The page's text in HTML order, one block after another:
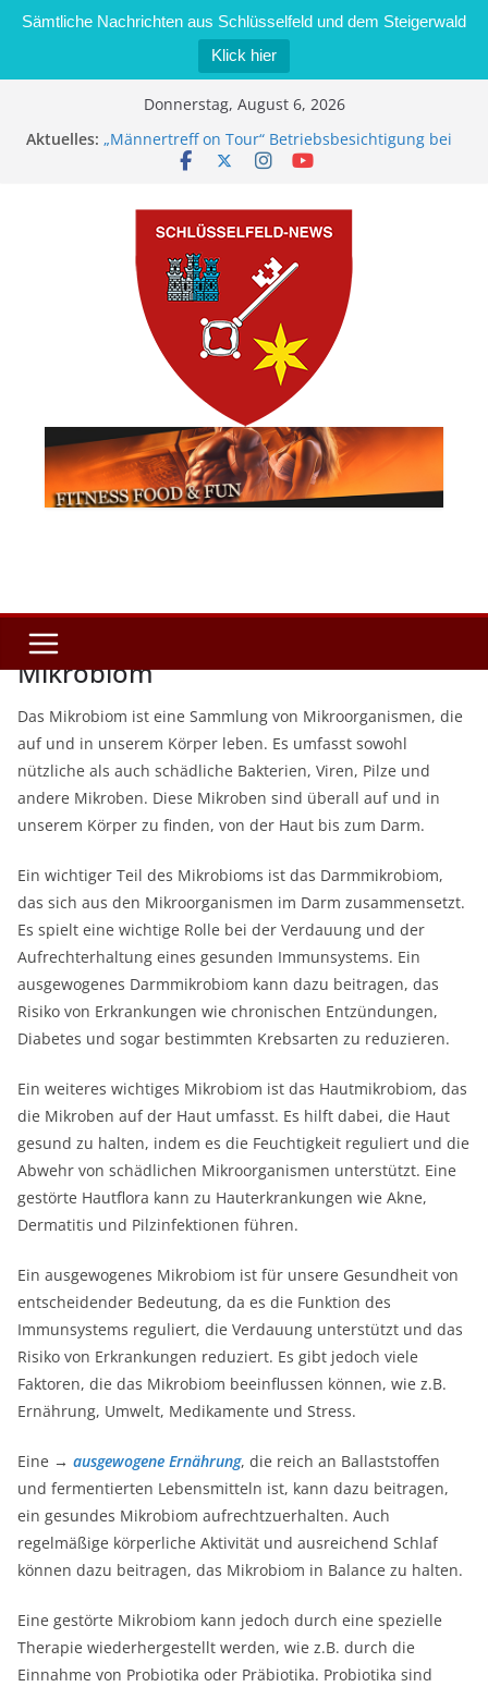
Sämtliche Nachrichten aus Schlüsselfeld und dem Steigerwald
Klick hier
Donnerstag, August 6, 2026
Aktuelles: „Männertreff on Tour“ Betriebsbesichtigung bei
der Schreinerei Zimmermann GmbH
Brand in Sägewerk in Bernroth schnell unter
Kontrolle
Stadt Schlüsselfeld bietet Online-Anmeldung für
Kindergartenplätze an
Dieseldiebstahl im Wert von 600 Euro
Mikrobiom
Das Mikrobiom ist eine Sammlung von Mikroorganismen, die
auf und in unserem Körper leben. Es umfasst sowohl
nützliche als auch schädliche Bakterien, Viren, Pilze und
andere Mikroben. Diese Mikroben sind überall auf und in
unserem Körper zu finden, von der Haut bis zum Darm.
Ein wichtiger Teil des Mikrobioms ist das Darmmikrobiom,
das sich aus den Mikroorganismen im Darm zusammensetzt.
Es spielt eine wichtige Rolle bei der Verdauung und der
Aufrechterhaltung eines gesunden Immunsystems. Ein
ausgewogenes Darmmikrobiom kann dazu beitragen, das
Risiko von Erkrankungen wie chronischen Entzündungen,
Diabetes und sogar bestimmten Krebsarten zu reduzieren.
Ein weiteres wichtiges Mikrobiom ist das Hautmikrobiom, das
die Mikroben auf der Haut umfasst. Es hilft dabei, die Haut
gesund zu halten, indem es die Feuchtigkeit reguliert und die
Abwehr von schädlichen Mikroorganismen unterstützt. Eine
gestörte Hautflora kann zu Hauterkrankungen wie Akne,
Dermatitis und Pilzinfektionen führen.
Ein ausgewogenes Mikrobiom ist für unsere Gesundheit von
entscheidender Bedeutung, da es die Funktion des
Immunsystems reguliert, die Verdauung unterstützt und das
Risiko von Erkrankungen reduziert. Es gibt jedoch viele
Faktoren, die das Mikrobiom beeinflussen können, wie z.B.
Ernährung, Umwelt, Medikamente und Stress.
Eine → ausgewogene Ernährung, die reich an Ballaststoffen
und fermentierten Lebensmitteln ist, kann dazu beitragen,
ein gesundes Mikrobiom aufrechtzuerhalten. Auch
regelmäßige körperliche Aktivität und ausreichend Schlaf
können dazu beitragen, das Mikrobiom in Balance zu halten.
Eine gestörte Mikrobiom kann jedoch durch eine spezielle
Therapie wiederhergestellt werden, wie z.B. durch die
Einnahme von Probiotika oder Präbiotika. Probiotika sind